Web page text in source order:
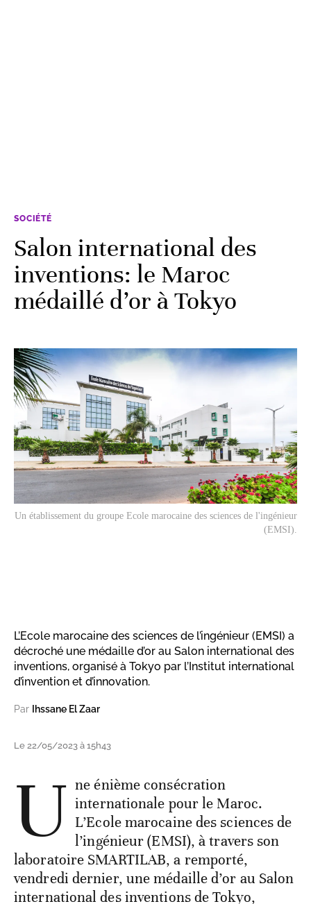
SOCIÉTÉ
Salon international des
inventions: le Maroc
médaillé d’or à Tokyo
Un établissement du groupe Ecole marocaine des sciences de l'ingénieur
(EMSI).
L’Ecole marocaine des sciences de l’ingénieur (EMSI) a
décroché une médaille d’or au Salon international des
inventions, organisé à Tokyo par l’Institut international
d’invention et d’innovation.
Par Ihssane El Zaar
Le 22/05/2023 à 15h43
U ne énième consécration
internationale pour le Maroc.
L’Ecole marocaine des sciences de
l’ingénieur (EMSI), à travers son
laboratoire SMARTILAB, a remporté,
vendredi dernier, une médaille d’or au Salon
international des inventions de Tokyo,